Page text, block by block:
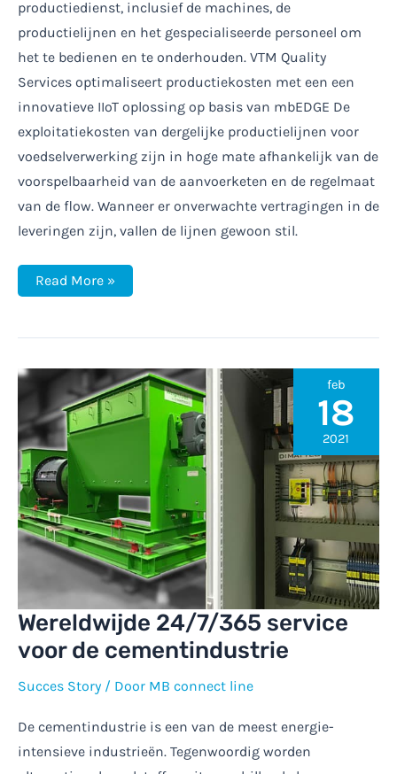
productiedienst, inclusief de machines, de
productielijnen en het gespecialiseerde personeel om
het te bedienen en te onderhouden. VTM Quality
Services optimaliseert productiekosten met een een
innovatieve IIoT oplossing op basis van mbEDGE De
exploitatiekosten van dergelijke productielijnen voor
voedselverwerking zijn in hoge mate afhankelijk van de
voorspelbaarheid van de aanvoerketen en de regelmaat
van de flow. Wanneer er onverwachte vertragingen in de
leveringen zijn, vallen de lijnen gewoon stil.
VTM
verstuurt
veilig
(PowerBI)
Read More »
Wereldwijde 24/7/365 service
voor de cementindustrie
Succes Story / Door MB connect line
De cementindustrie is een van de meest energie-
intensieve industrieën. Tegenwoordig worden
feb
18
2021